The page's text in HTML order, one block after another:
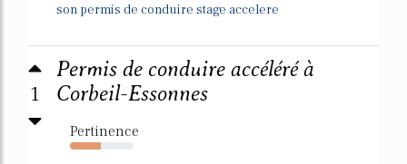
son permis de conduire stage accelere
1
Permis de conduire accéléré à
Corbeil-Essonnes
Pertinence
49%